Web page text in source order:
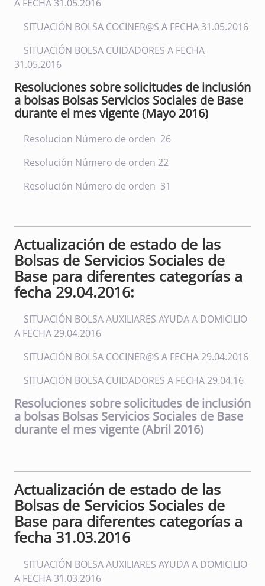
A FECHA 31.05.2016
SITUACIÓN BOLSA COCINER@S A FECHA 31.05.2016
SITUACIÓN BOLSA CUIDADORES A FECHA
31.05.2016
Resoluciones sobre solicitudes de inclusión
a bolsas Bolsas Servicios Sociales de Base
durante el mes vigente (Mayo 2016)
Resolucion Número de orden 26
Resolución Número de orden 22
Resolución Número de orden 31
Actualización de estado de las
Bolsas de Servicios Sociales de
Base para diferentes categorías a
fecha 29.04.2016:
SITUACIÓN BOLSA AUXILIARES AYUDA A DOMICILIO
A FECHA 29.04.2016
SITUACIÓN BOLSA COCINER@S A FECHA 29.04.2016
SITUACIÓN BOLSA CUIDADORES A FECHA 29.04.16
Resoluciones sobre solicitudes de inclusión
a bolsas Bolsas Servicios Sociales de Base
durante el mes vigente (Abril 2016)
Actualización de estado de las
Bolsas de Servicios Sociales de
Base para diferentes categorías a
fecha 31.03.2016
SITUACIÓN BOLSA AUXILIARES AYUDA A DOMICILIO
A FECHA 31.03.2016